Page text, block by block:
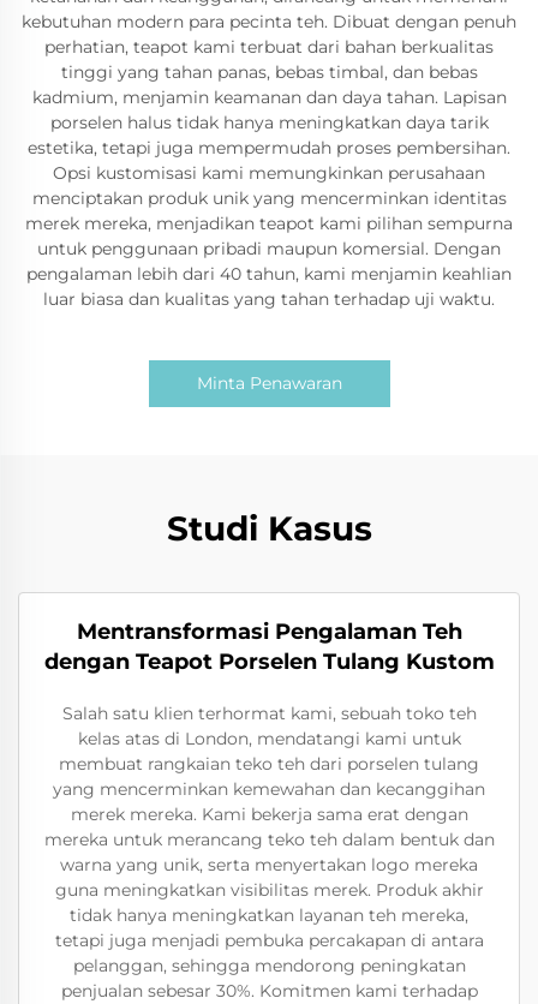
kebutuhan modern para pecinta teh. Dibuat dengan penuh
perhatian, teapot kami terbuat dari bahan berkualitas
tinggi yang tahan panas, bebas timbal, dan bebas
kadmium, menjamin keamanan dan daya tahan. Lapisan
porselen halus tidak hanya meningkatkan daya tarik
estetika, tetapi juga mempermudah proses pembersihan.
Opsi kustomisasi kami memungkinkan perusahaan
menciptakan produk unik yang mencerminkan identitas
merek mereka, menjadikan teapot kami pilihan sempurna
untuk penggunaan pribadi maupun komersial. Dengan
pengalaman lebih dari 40 tahun, kami menjamin keahlian
luar biasa dan kualitas yang tahan terhadap uji waktu.
Minta Penawaran
Studi Kasus
Mentransformasi Pengalaman Teh
dengan Teapot Porselen Tulang Kustom
Salah satu klien terhormat kami, sebuah toko teh
kelas atas di London, mendatangi kami untuk
membuat rangkaian teko teh dari porselen tulang
yang mencerminkan kemewahan dan kecanggihan
merek mereka. Kami bekerja sama erat dengan
mereka untuk merancang teko teh dalam bentuk dan
warna yang unik, serta menyertakan logo mereka
guna meningkatkan visibilitas merek. Produk akhir
tidak hanya meningkatkan layanan teh mereka,
tetapi juga menjadi pembuka percakapan di antara
pelanggan, sehingga mendorong peningkatan
penjualan sebesar 30%. Komitmen kami terhadap